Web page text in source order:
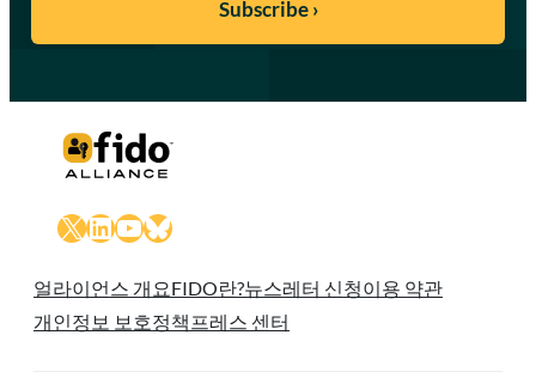
X LinkedIn
YouTube
Bluesky
얼라이언스 개요FIDO란?뉴스레터 신청이용 약관
개인정보 보호정책 프레스 센터